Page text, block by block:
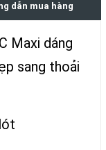
dẫn mua hàng
Maxi dáng
sang thoải